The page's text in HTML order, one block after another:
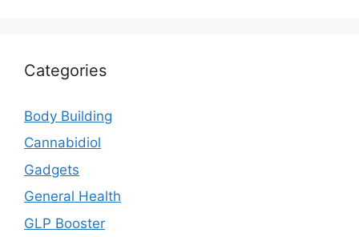
Categories
Body Building
Cannabidiol
Gadgets
General Health
GLP Booster